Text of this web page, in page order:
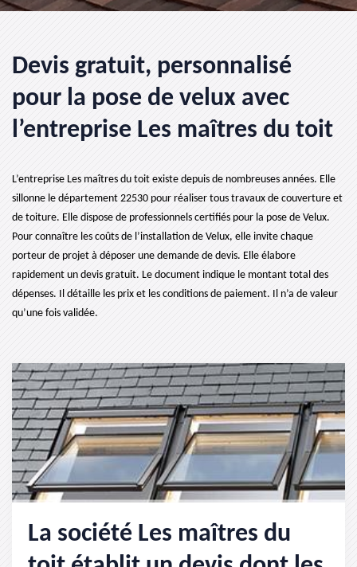
Devis gratuit, personnalisé
pour la pose de velux avec
l’entreprise Les maîtres du toit
L’entreprise Les maîtres du toit existe depuis de nombreuses années. Elle
sillonne le département 22530 pour réaliser tous travaux de couverture et
de toiture. Elle dispose de professionnels certifiés pour la pose de Velux.
Pour connaître les coûts de l’installation de Velux, elle invite chaque
porteur de projet à déposer une demande de devis. Elle élabore
rapidement un devis gratuit. Le document indique le montant total des
dépenses. Il détaille les prix et les conditions de paiement. Il n’a de valeur
qu’une fois validée.
La société Les maîtres du